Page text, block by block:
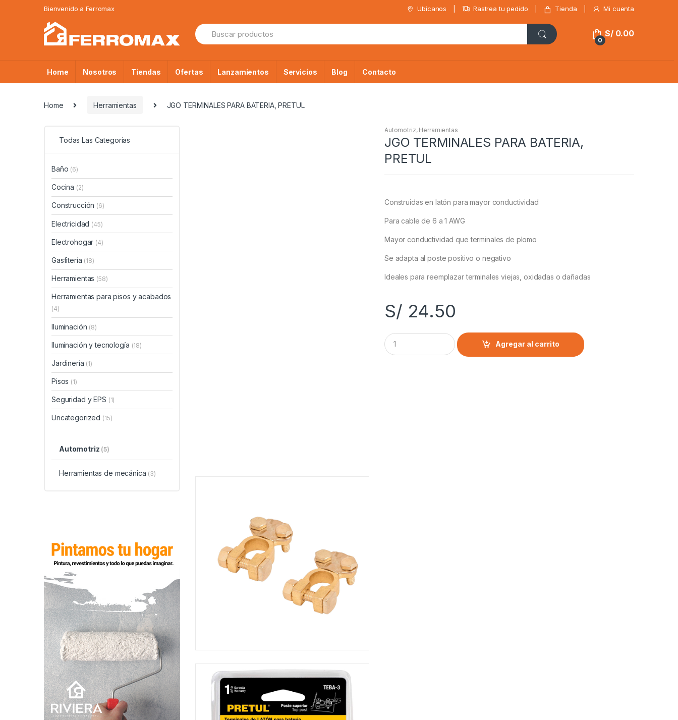
Bienvenido a Ferromax Ubícanos Rastrea tu pedido Tienda Mi cuenta
Búsqueda
de:
0
S/0.00
Home Nosotros Tiendas Ofertas Lanzamientos Servicios Blog Contacto
Home Herramientas JGO TERMINALES PARA BATERIA, PRETUL
Automotriz, Herramientas
JGO TERMINALES PARA BATERIA,
PRETUL
Construidas en latón para mayor conductividad
Para cable de 6 a 1 AWG
Mayor conductividad que terminales de plomo
Se adapta al poste positivo o negativo
Ideales para reemplazar terminales viejas, oxidadas o dañadas
S/ 24.50
C
a
n
Agregar al carrito
Todas Las Categorías
Baño (6)
Cocina (2)
Construcción (6)
Electricidad (45)
Electrohogar (4)
Gasfitería (18)
Herramientas (58)
Herramientas para pisos y acabados
(4)
Iluminación (8)
Iluminación y tecnología (18)
Jardinería (1)
Pisos (1)
Seguridad y EPS (1)
Uncategorized (15)
Automotriz (5)
Herramientas de mecánica (3)